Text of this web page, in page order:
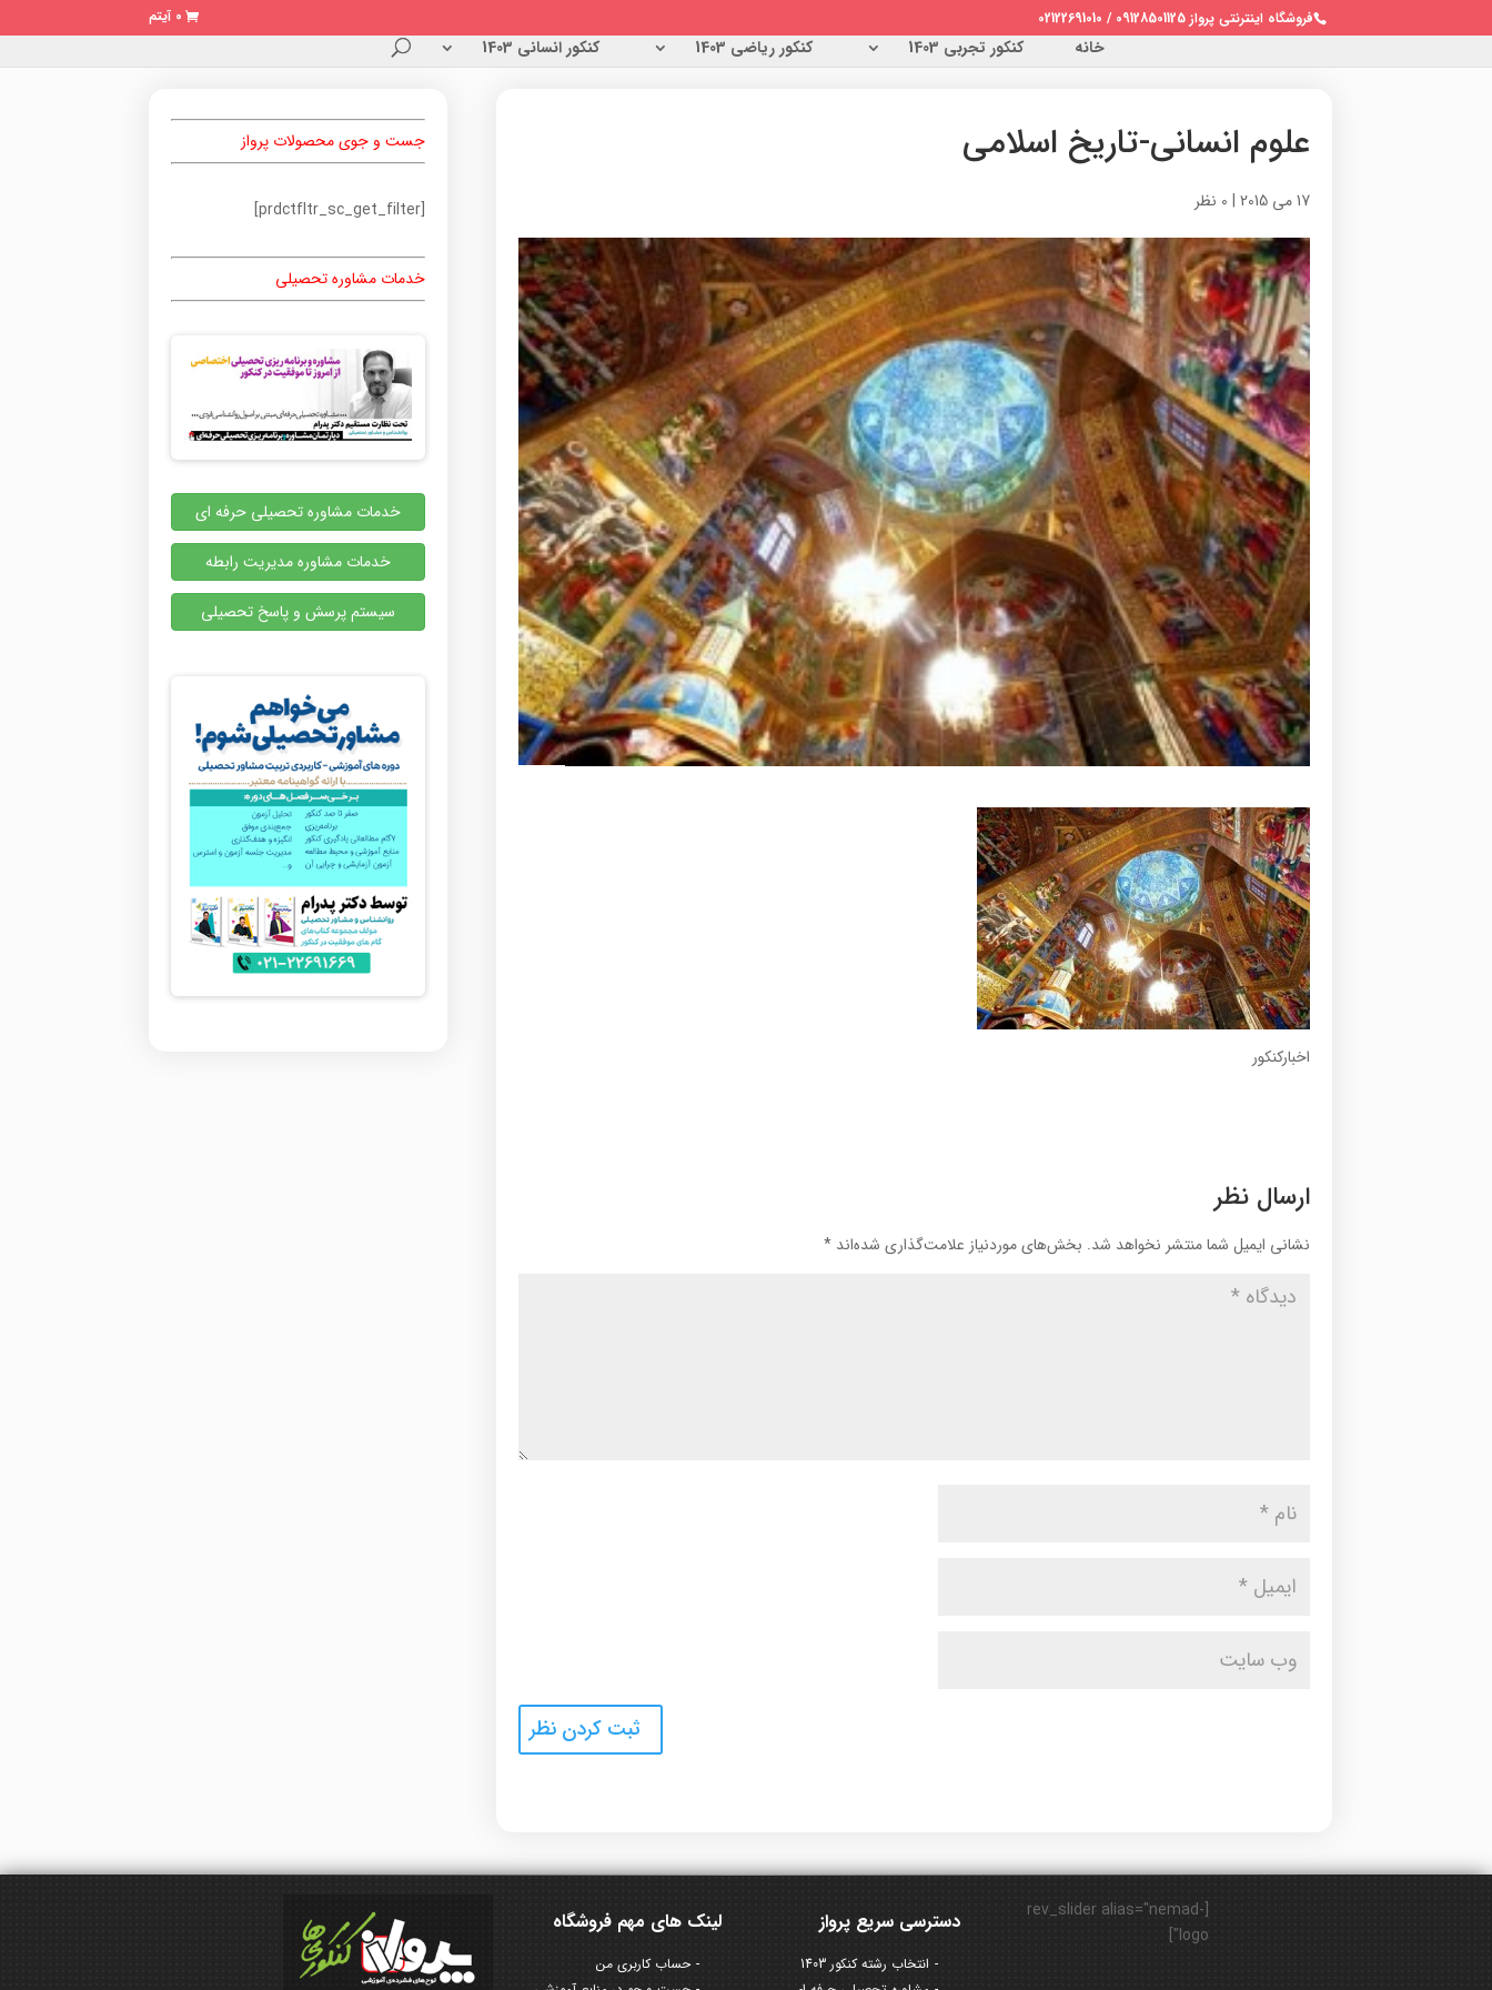
فروشگاه اینترنتی پرواز 09128501125 / 02122691010 0 آیتم
خانه کنکور تجربی 1403 کنکور ریاضی 1403 کنکور انسانی 1403
علوم انسانی-تاریخ اسلامی
17 می 2015 | 0 نظر
اخبارکنکور
ارسال نظر
نشانی ایمیل شما منتشر نخواهد شد. بخش‌های موردنیاز علامت‌گذاری شده‌اند*
جست و جوی محصولات پرواز
[prdctfltr_sc_get_filter]
خدمات مشاوره تحصیلی
خدمات مشاوره تحصیلی حرفه ای
خدمات مشاوره مدیریت رابطه
سیستم پرسش و پاسخ تحصیلی
لینک های مهم فروشگاه
حساب کاربری من
دسترسی سریع پرواز
انتخاب رشته کنکور 1403
[rev_slider alias="nemad-
logo"]